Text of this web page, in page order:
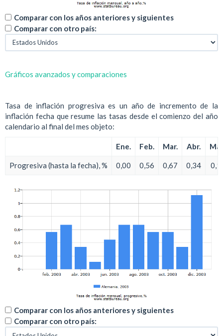
Comparar con los años anteriores y siguientes
Comparar con otro país:
Gráficos avanzados y comparaciones
Tasa de inflación progresiva es un año de incremento de la
inflación fecha que resume las tasas desde el comienzo del año
calendario al final del mes objeto:
Ene. Feb. Mar. Abr.
Progresiva (hasta la fecha), % 0,00 0,56 0,67 0,34
Comparar con los años anteriores y siguientes
Comparar con otro país: